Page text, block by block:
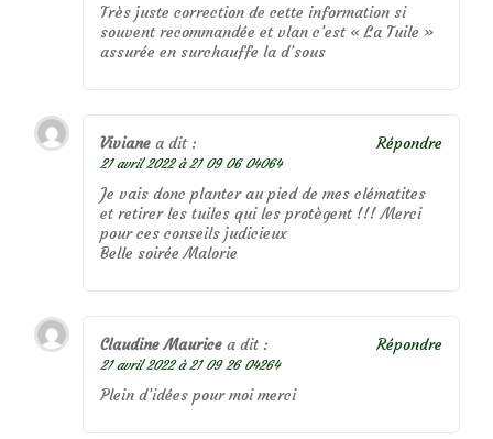
Très juste correction de cette information si
souvent recommandée et vlan c’est « La Tuile »
assurée en surchauffe la d’sous
Viviane a dit :
21 avril 2022 à 21 09 06 04064
Je vais donc planter au pied de mes clématites
et retirer les tuiles qui les protègent !!! Merci
pour ces conseils judicieux
Belle soirée Malorie
Répondre
Claudine Maurice a dit :
21 avril 2022 à 21 09 26 04264
Plein d’idées pour moi merci
Répondre